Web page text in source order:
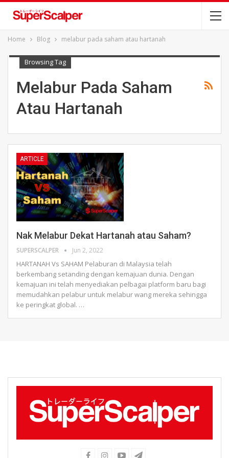
Home Blog melabur pada saham atau hartanah
Browsing Tag
Melabur Pada Saham
Atau Hartanah
ARTICLE
Nak Melabur Dekat Hartanah atau Saham?
SUPERSCALPER Jun 2, 2022
HARTANAH Vs SAHAM Pelaburan di Malaysia telah
berkembang setanding dengan kemajuan dunia. Dengan
kemajuan ini telah menyediakan pelbagai platform baru bagi
memudahkan pelabur untuk melabur wang mereka sehingga
ke peringkat global. …